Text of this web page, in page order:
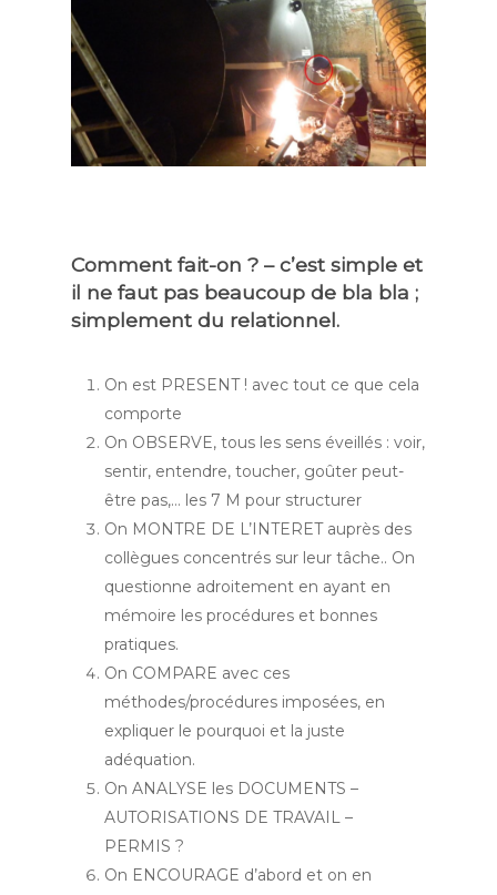
Comment fait-on ? – c’est simple et
il ne faut pas beaucoup de bla bla ;
simplement du relationnel.
On est PRESENT ! avec tout ce que cela
comporte
On OBSERVE, tous les sens éveillés : voir,
sentir, entendre, toucher, goûter peut-
être pas,… les 7 M pour structurer
On MONTRE DE L’INTERET auprès des
collègues concentrés sur leur tâche.. On
questionne adroitement en ayant en
mémoire les procédures et bonnes
pratiques.
On COMPARE avec ces
méthodes/procédures imposées, en
expliquer le pourquoi et la juste
adéquation.
On ANALYSE les DOCUMENTS –
AUTORISATIONS DE TRAVAIL –
PERMIS ?
On ENCOURAGE d’abord et on en